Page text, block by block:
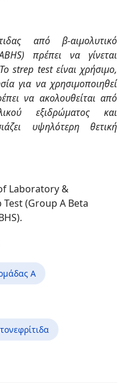
από β-αιμολυτικό
πρέπει να γίνεται
strep test είναι χρήσιμο,
για να χρησιμοποιηθεί
να ακολουθείται από
εξιδρώματος και
υψηλότερη θετική
Laboratory &
(Group A Beta
Α